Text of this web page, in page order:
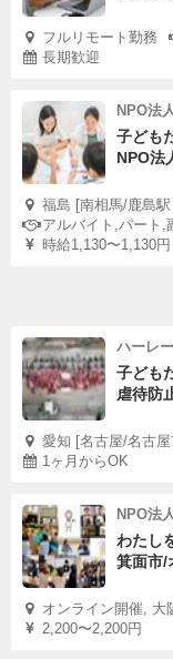
フルリモート勤務
長期歓迎
NPO法
子ども
NPO法
福島 [南相馬/鹿島駅
アルバイト,パート,
時給1,130〜1,130円
ハーレ
子ども
虐待防
愛知 [名古屋/名古
1ヶ月からOK
NPO法
わたし
箕面市/
オンライン開催, 大
2,200〜2,200円